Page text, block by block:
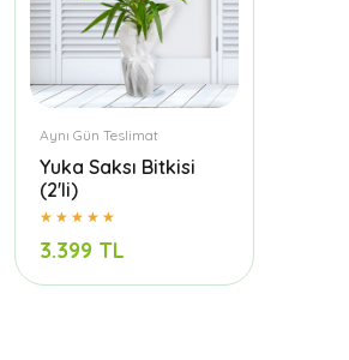
Aynı Gün Teslimat
Yuka Saksı Bitkisi
(2'li)
3.399 TL